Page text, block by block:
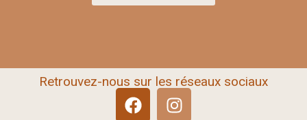
Retrouvez-nous sur les réseaux sociaux